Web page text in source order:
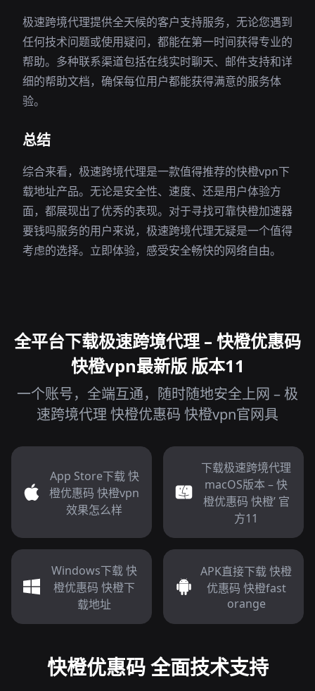
极速跨境代理提供全天候的客户支持服务，无论您遇到
任何技术问题或使用疑问，都能在第一时间获得专业的
帮助。多种联系渠道包括在线实时聊天、邮件支持和详
细的帮助文档，确保每位用户都能获得满意的服务体
验。
总结
综合来看，极速跨境代理是一款值得推荐的快橙vpn下
载地址产品。无论是安全性、速度、还是用户体验方
面，都展现出了优秀的表现。对于寻找可靠快橙加速器
要钱吗服务的用户来说，极速跨境代理无疑是一个值得
考虑的选择。立即体验，感受安全畅快的网络自由。
全平台下载极速跨境代理 – 快橙优惠码
快橙vpn最新版 版本11
一个账号，全端互通，随时随地安全上网 – 极
速跨境代理 快橙优惠码 快橙vpn官网具
App Store下载 快
橙优惠码 快橙vpn
效果怎么样
下载极速跨境代理
macOS版本 – 快
橙优惠码 快橙’ 官
方11
Windows下载 快
橙优惠码 快橙下
载地址
APK直接下载 快橙
优惠码 快橙fast
orange
快橙优惠码 全面技术支持